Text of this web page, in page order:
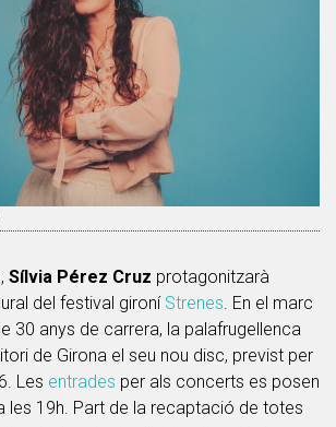
Sílvia Pérez Cruz protagonitzarà
del festival gironí Strenes. En el marc
30 anys de carrera, la palafrugellenca
de Girona el seu nou disc, previst per
Les entrades per als concerts es posen
les 19h. Part de la recaptació de totes